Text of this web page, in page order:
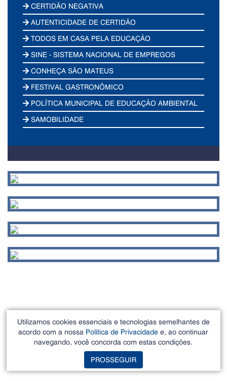
CERTIDÃO NEGATIVA
AUTENTICIDADE DE CERTIDÃO
TODOS EM CASA PELA EDUCAÇÃO
SINE - SISTEMA NACIONAL DE EMPREGOS
CONHEÇA SÃO MATEUS
FESTIVAL GASTRONÔMICO
POLÍTICA MUNICIPAL DE EDUCAÇÃO AMBIENTAL
SAMOBILIDADE
Utilizamos cookies essenciais e tecnologias semelhantes de
acordo com a nossa Política de Privacidade e, ao continuar
navegando, você concorda com estas condições.
PROSSEGUIR